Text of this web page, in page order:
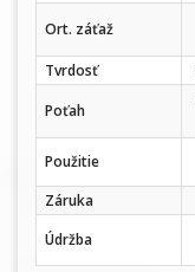
Ort. záťaž
Tvrdosť
Poťah
Použitie
Záruka
Údržba